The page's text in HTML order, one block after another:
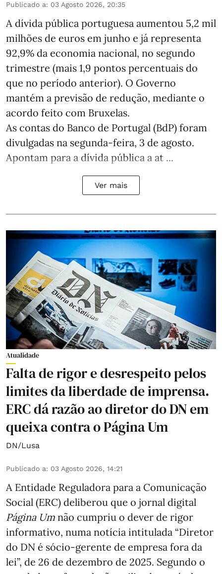
Publicado a: 03 Agosto 2026, 20:35
A dívida pública portuguesa aumentou 5,2 mil
milhões de euros em junho e já representa
92,9% da economia nacional, no segundo
trimestre (mais 1,9 pontos percentuais do
que no período anterior). O Governo
mantém a previsão de redução, mediante o
acordo feito com Bruxelas.
As contas do Banco de Portugal (BdP) foram
divulgadas na segunda-feira, 3 de agosto.
Apontam para a dívida pública a at ...
Ver mais
Atualidade
Falta de rigor e desrespeito pelos
limites da liberdade de imprensa.
ERC dá razão ao diretor do DN em
queixa contra o Página Um
DN/Lusa
Publicado a: 03 Agosto 2026, 14:21
A Entidade Reguladora para a Comunicação
Social (ERC) deliberou que o jornal digital
Página Um não cumpriu o dever de rigor
informativo, numa notícia intitulada “Diretor
do DN é sócio‑gerente de empresa fora da
lei”, de 26 de dezembro de 2025. Segundo o